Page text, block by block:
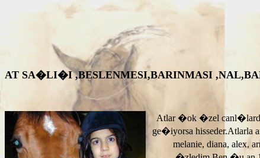
AT SA�LI�I ,BESLENMESI,BARINMASI
Atlar �ok �zel
ge�iyorsa
melanie, diana, alex,